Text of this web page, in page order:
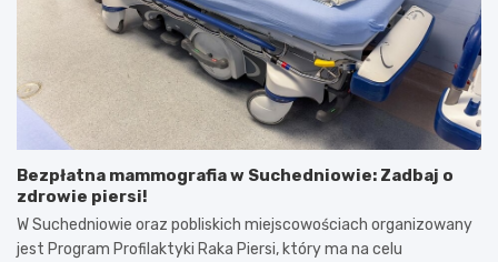
Bezpłatna mammografia w Suchedniowie: Zadbaj o
zdrowie piersi!
W Suchedniowie oraz pobliskich miejscowościach organizowany
jest Program Profilaktyki Raka Piersi, który ma na celu